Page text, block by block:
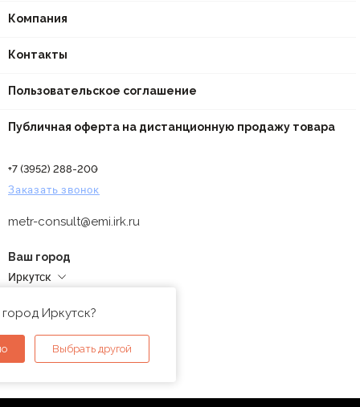
Компания
Контакты
Пользовательское соглашение
Публичная оферта на дистанционную продажу товара
+7 (3952) 288-200
Заказать звонок
metr-consult@emi.irk.ru
Ваш город
Иркутск
Иркутск?
Выбрать другой